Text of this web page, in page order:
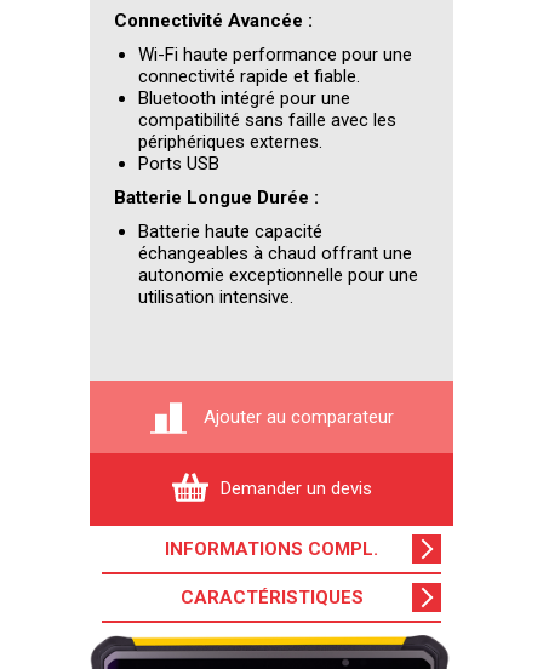
Connectivité Avancée :
Wi-Fi haute performance pour une
connectivité rapide et fiable.
Bluetooth intégré pour une
compatibilité sans faille avec les
périphériques externes.
Ports USB
Batterie Longue Durée :
Batterie haute capacité
échangeables à chaud offrant une
autonomie exceptionnelle pour une
utilisation intensive.
Ajouter au comparateur
Demander un devis
INFORMATIONS COMPL.
CARACTÉRISTIQUES